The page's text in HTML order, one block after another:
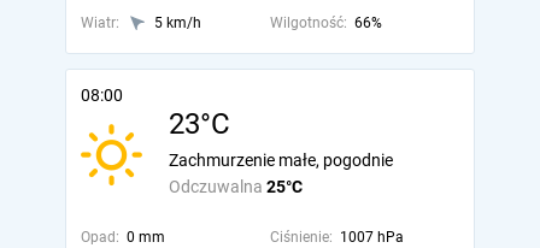
Wiatr: 5 km/h Wilgotność: 66%
08:00
23°C
Odczuwalna 25°C
Zachmurzenie małe, pogodnie
Opad: 0 mm Ciśnienie: 1007 hPa